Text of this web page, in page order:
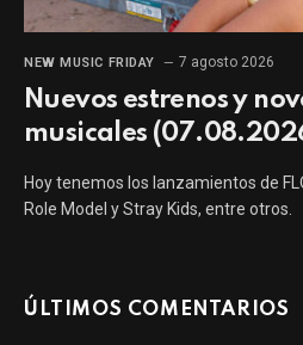
NEW MUSIC FRIDAY 7 agosto 2026
Nuevos estrenos y
musicales
Hoy tenemos los lanzamientos de
Role Model y Stray Kids, entre otros.
ÚLTIMOS COMENTARIOS